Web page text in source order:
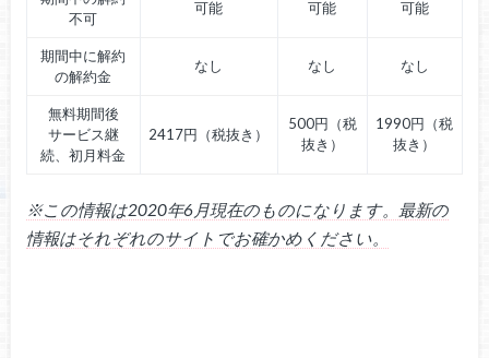
不可
可能 可能 可能
期間中に解約
の解約金
なし なし なし
無料期間後
サービス継
続、初月料金
2417円（税抜き）
500円（税
抜き）
1990円（税
抜き）
※この情報は2020年6月現在のものになります。最新の
情報はそれぞれのサイトでお確かめください。